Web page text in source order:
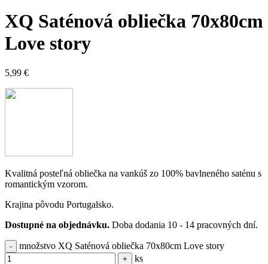
XQ Saténová obliečka 70x80cm
Love story
5,99 €
Kvalitná posteľná obliečka na vankúš zo 100% bavlneného saténu s
romantickým vzorom.
Krajina pôvodu Portugalsko.
Dostupné na objednávku. Doba dodania 10 - 14 pracovných dní.
množstvo XQ Saténová obliečka 70x80cm Love story
ks